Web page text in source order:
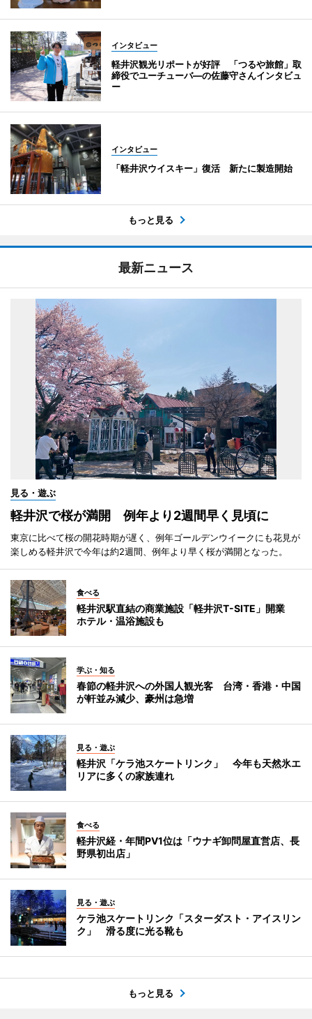
インタビュー
軽井沢観光リポートが好評 「つるや旅館」取
締役でユーチューバ―の佐藤守さんインタビュ
ー
インタビュー
「軽井沢ウイスキー」復活 新たに製造開始
もっと見る
最新ニュース
見る・遊ぶ
軽井沢で桜が満開 例年より2週間早く見頃に
東京に比べて桜の開花時期が遅く、例年ゴールデンウイークにも花見が
楽しめる軽井沢で今年は約2週間、例年より早く桜が満開となった。
食べる
軽井沢駅直結の商業施設「軽井沢T-SITE」開業
ホテル・温浴施設も
学ぶ・知る
春節の軽井沢への外国人観光客 台湾・香港・中国
が軒並み減少、豪州は急増
見る・遊ぶ
軽井沢「ケラ池スケートリンク」 今年も天然氷エ
リアに多くの家族連れ
食べる
軽井沢経・年間PV1位は「ウナギ卸問屋直営店、長
野県初出店」
見る・遊ぶ
ケラ池スケートリンク「スターダスト・アイスリン
ク」 滑る度に光る靴も
もっと見る